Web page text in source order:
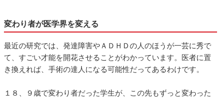
変わり者が医学界を変える
最近の研究では、発達障害やＡＤＨＤの人のほうが一芸に秀で
て、すごい才能を開花させることがわかっています。医者に置
き換えれば、手術の達人になる可能性だってあるわけです。
１８、９歳で変わり者だった学生が、この先もずっと変わった